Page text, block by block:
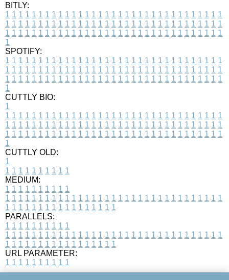
BITLY:
1 1 1 1 1 1 1 1 1 1 1 1 1 1 1 1 1 1 1 1 1 1 1 1 1 1 1 1 1 1 1 1 1
1 1 1 1 1 1 1 1 1 1 1 1 1 1 1 1 1 1 1 1 1 1 1 1 1 1 1 1 1 1 1 1 1
1 1 1 1 1 1 1 1 1 1 1 1 1 1 1 1 1 1 1 1 1 1 1 1 1 1 1 1 1 1 1 1 1
1
SPOTIFY:
1 1 1 1 1 1 1 1 1 1 1 1 1 1 1 1 1 1 1 1 1 1 1 1 1 1 1 1 1 1 1 1 1
1 1 1 1 1 1 1 1 1 1 1 1 1 1 1 1 1 1 1 1 1 1 1 1 1 1 1 1 1 1 1 1 1
1 1 1 1 1 1 1 1 1 1 1 1 1 1 1 1 1 1 1 1 1 1 1 1 1 1 1 1 1 1 1 1 1
1
CUTTLY BIO:
1
1 1 1 1 1 1 1 1 1 1 1 1 1 1 1 1 1 1 1 1 1 1 1 1 1 1 1 1 1 1 1 1 1
1 1 1 1 1 1 1 1 1 1 1 1 1 1 1 1 1 1 1 1 1 1 1 1 1 1 1 1 1 1 1 1 1
1 1 1 1 1 1 1 1 1 1 1 1 1 1 1 1 1 1 1 1 1 1 1 1 1 1 1 1 1 1 1 1 1
1
CUTTLY OLD:
1
1 1 1 1 1 1 1 1 1 1
MEDIUM:
1 1 1 1 1 1 1 1 1 1
1 1 1 1 1 1 1 1 1 1 1 1 1 1 1 1 1 1 1 1 1 1 1 1 1 1 1 1 1 1 1 1 1
1 1 1 1 1 1 1 1 1 1 1 1 1 1 1 1 1
PARALLELS:
1 1 1 1 1 1 1 1 1 1
1 1 1 1 1 1 1 1 1 1 1 1 1 1 1 1 1 1 1 1 1 1 1 1 1 1 1 1 1 1 1 1 1
1 1 1 1 1 1 1 1 1 1 1 1 1 1 1 1 1
URL PARAMETER:
1 1 1 1 1 1 1 1 1 1